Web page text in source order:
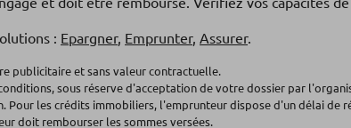
: Epargner, Emprunter, Assurer.
publicitaire et sans valeur contractuelle.
sous réserve d'acceptation de votre dossier par
Pour les crédits immobiliers, l'emprunteur dispose d'un délai
doit rembourser les sommes versées.